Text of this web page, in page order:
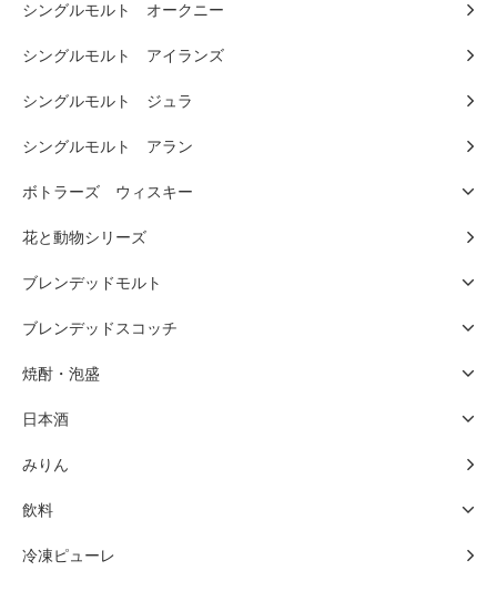
シングルモルト オークニー
シングルモルト アイランズ
シングルモルト ジュラ
シングルモルト アラン
ボトラーズ ウィスキー
花と動物シリーズ
ブレンデッドモルト
ブレンデッドスコッチ
焼酎・泡盛
日本酒
みりん
飲料
冷凍ピューレ